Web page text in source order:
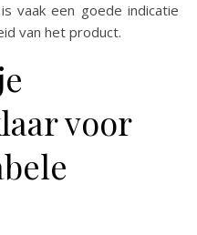
vaak een goede indicatie
van het product.
voor